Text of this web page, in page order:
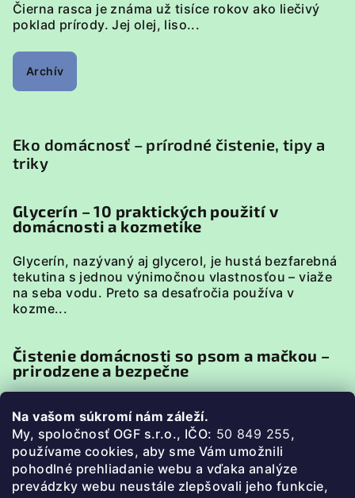
Na vašom súkromí nám záleží.
My, spoločnosť OGF s.r.o., IČO: 50 849 255,
používame cookies, aby sme Vám umožnili
pohodlné prehliadanie webu a vďaka analýze
prevádzky webu neustále zlepšovali jeho funkcie,
Čierna rasca je známa už tisíce rokov ako liečivý
poklad prírody. Jej olej, liso...
Archív
Eko domácnosť – prírodné čistenie, tipy a
triky
Glycerín – 10 praktických použití v
domácnosti a kozmetike
Glycerín, nazývaný aj glycerol, je hustá bezfarebná
tekutina s jednou výnimočnou vlastnosťou – viaže
na seba vodu. Preto sa desaťročia používa v
kozme...
Čistenie domácnosti so psom a mačkou –
prirodzene a bezpečne
špecifiká. Zvieratá sú v neustálom kontakte s
podlahou, pelieškami, miskami či textíliami, preto je
pri uprato...